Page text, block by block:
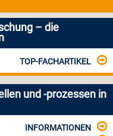
– die
TOP-FACHARTIKEL
und -prozessen in
INFORMATIONEN